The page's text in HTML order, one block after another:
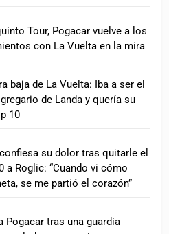
Tour, Pogacar vuelve a los
con La Vuelta en la mira
baja de La Vuelta: Iba a ser el
de Landa y quería su
10
su dolor tras quitarle el
a Roglic: “Cuando vi cómo
se me partió el corazón”
Pogacar tras una guardia